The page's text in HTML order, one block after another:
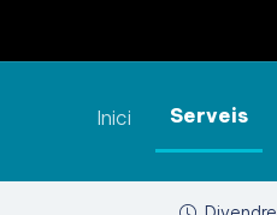
Inici Serveis